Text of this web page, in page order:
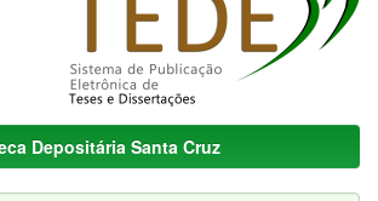
Depositária Santa Cruz